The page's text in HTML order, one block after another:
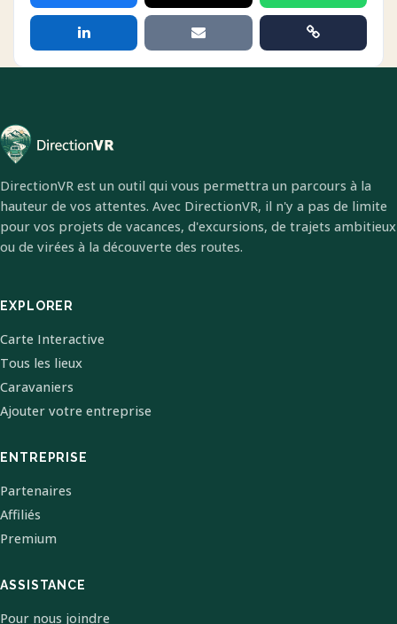
DirectionVR est un outil qui vous permettra un parcours à la
hauteur de vos attentes. Avec DirectionVR, il n'y a pas de limite
pour vos projets de vacances, d'excursions, de trajets ambitieux
ou de virées à la découverte des routes.
EXPLORER
Carte Interactive
Tous les lieux
Caravaniers
Ajouter votre entreprise
ENTREPRISE
Partenaires
Affiliés
Premium
ASSISTANCE
Pour nous joindre